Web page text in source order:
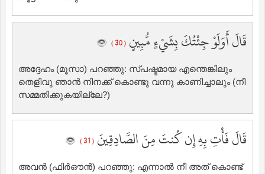
قَالَ أَوَلَوْ جِئْتُكَ بِشَيْءٍ مُّبِينٍ ( 30 )
അദ്ദേഹം (മൂസാ) പറഞ്ഞു: സ്പഷ്ടമായ എന്തെങ്കിലും
തെളിവു ഞാന്‍ നിനക്ക് കൊണ്ടു വന്നു കാണിച്ചാലും (നീ
സമ്മതിക്കുകയില്ലേ?)
قَالَ فَأْتِ بِهِ إِن كُنتَ مِنَ الصَّادِقِينَ ( 31 )
അവന്‍ (ഫിര്‍ഔന്‍) പറഞ്ഞു: എന്നാല്‍ ‍നീ അത് കൊണ്ട്